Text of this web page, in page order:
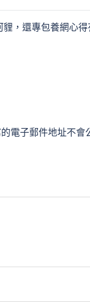
貍，還專包養網心得
電子郵件地址不會